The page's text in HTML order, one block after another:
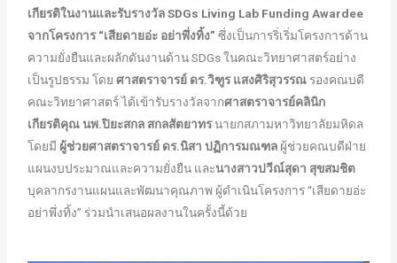
เกียรติในงานและรับรางวัลSDGs Living Lab Funding Awardee
จากโครงการ “เสียดายอ่ะ อย่าพึ่งทิ้ง” ซึ่งเป็นการริ่เริ่มโครงการด้าน
ความยั่งยืนและผลักดันงานด้าน SDGs ในคณะวิทยาศาสตร์อย่าง
เป็นรูปธรรม โดยศาสตราจารย์ ดร.วิฑูร แสงศิริสุวรรณ รองคณบดี
คณะวิทยาศาสตร์ ได้เข้ารับรางวัลจากศาสตราจารย์คลินิก
เกียรติคุณ นพ.ปิยะสกล สกลสัตยาทรนายกสภามหาวิทยาลัยมหิดล
โดยมี ผู้ช่วยศาสตราจารย์ ดร.นิสา ปฏิการมณฑล ผู้ช่วยคณบดีฝ่าย
แผนงบประมาณและความยั่งยืน และนางสาวปวีณ์สุดา สุขสมชิต
บุคลากรงานแผนและพัฒนาคุณภาพ ผู้ดำเนินโครงการ “เสียดายอ่ะ
อย่าพึ่งทิ้ง” ร่วมนำเสนอผลงานในครั้งนี้ด้วย